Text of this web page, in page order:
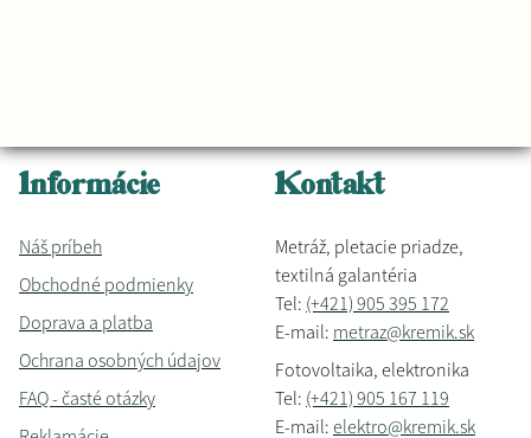
Informácie
Náš príbeh
Obchodné podmienky
Doprava a platba
Ochrana osobných údajov
FAQ - časté otázky
Kontakt
Metráž, pletacie priadze,
textilná galantéria
Tel: (+421) 905 395 172
E-mail: metraz@kremik.sk
Fotovoltaika, elektronika
Tel: (+421) 905 167 119
E-mail: elektro@kremik.sk